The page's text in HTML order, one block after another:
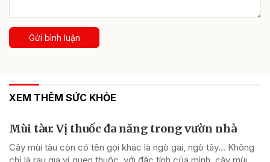
Gửi bình luận
XEM THÊM SỨC KHỎE
Mùi tàu: Vị thuốc đa năng trong vườn nhà
Cây mùi tàu còn có tên gọi khác là ngò gai, ngò tây… Không